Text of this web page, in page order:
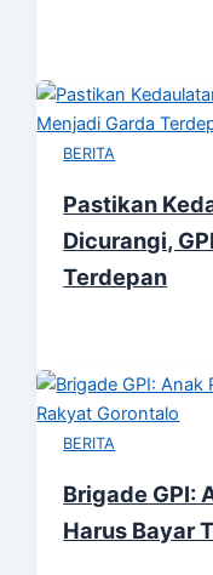
BERITA
Pastikan
Dicurangi,
Terdepan
BERITA
Brigade GPI:
Harus Bayar